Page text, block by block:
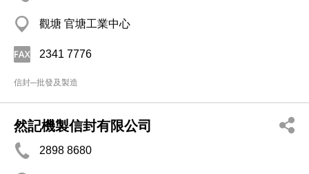
觀塘 官塘工業中心
2341 7776
信封─批發及製造
然記機製信封有限公司
2898 8680